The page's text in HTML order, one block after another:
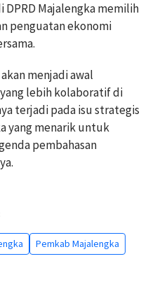
Majalengka memilih
penguatan ekonomi
menjadi awal
lebih kolaboratif di
terjadi pada isu strategis
yang menarik untuk
pembahasan
Pemkab Majalengka